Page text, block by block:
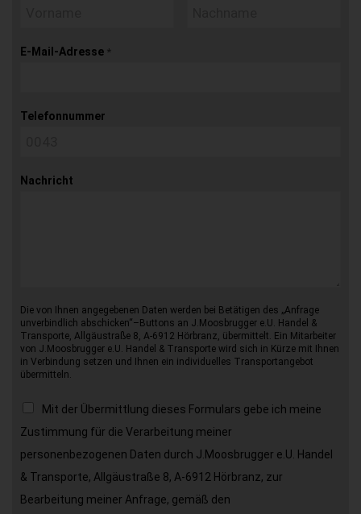
E-Mail-Adresse *
Telefonnummer
Nachricht
Die von Ihnen angegebenen Daten werden bei Betätigen des „Anfrage
unverbindlich abschicken“–Buttons an J.Moosbrugger e.U. Handel &
Transporte, Allgäustraße 8, A-6912 Hörbranz, übermittelt. Ein Mitarbeiter
von J.Moosbrugger e.U. Handel & Transporte wird sich in Kürze mit Ihnen
in Verbindung setzen und Ihnen ein individuelles Transportangebot
übermitteln.
Mit der Übermittlung dieses Formulars gebe ich meine
Zustimmung für die Verarbeitung meiner
personenbezogenen Daten durch J.Moosbrugger e.U. Handel
& Transporte, Allgäustraße 8, A-6912 Hörbranz, zur
Bearbeitung meiner Anfrage, gemäß den